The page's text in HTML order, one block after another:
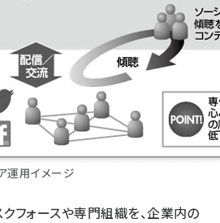
運用イメージ
フォースや専門組織を、企業内の